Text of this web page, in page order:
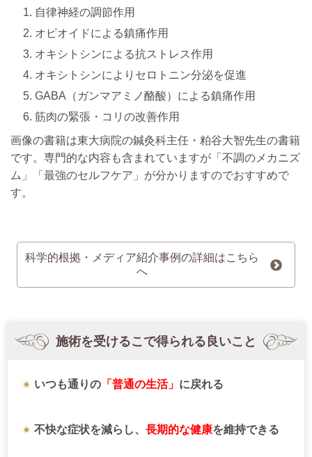
自律神経の調節作用
オピオイドによる鎮痛作用
オキシトシンによる抗ストレス作用
オキシトシンによりセロトニン分泌を促進
GABA（ガンマアミノ酪酸）による鎮痛作用
筋肉の緊張・コリの改善作用
画像の書籍は東大病院の鍼灸科主任・粕谷大智先生の書籍
です。専門的な内容も含まれていますが「不調のメカニズ
ム」「最強のセルフケア」が分かりますのでおすすめで
す。
科学的根拠・メディア紹介事例の詳細はこちら
へ
施術を受けるこで得られる良いこと
いつも通りの 「普通の生活」 に戻れる
不快な症状を減らし、 長期的な健康を維持できる